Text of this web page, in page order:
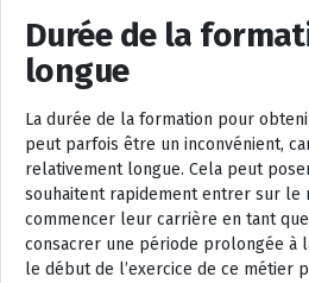
Durée de la
longue
La durée de la formation pour
peut parfois être un inconvénient,
relativement longue. Cela peut
souhaitent rapidement entrer sur le
commencer leur carrière en tant
consacrer une période prolongée à
le début de l’exercice de ce métier